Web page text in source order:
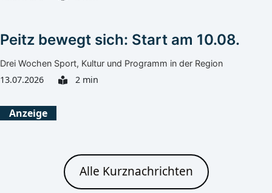
Peitz bewegt sich: Start am 10.08.
Drei Wochen Sport, Kultur und Programm in der Region
13.07.2026 2 min
Anzeige
Alle Kurznachrichten